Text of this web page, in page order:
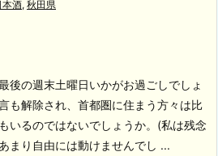
本酒, 秋田県
後の週末土曜日いかがお過ごしでしょ
も解除され、首都圏に住まう方々は比
いるのではないでしょうか。(私は残念
まり自由には動けませんでし ...